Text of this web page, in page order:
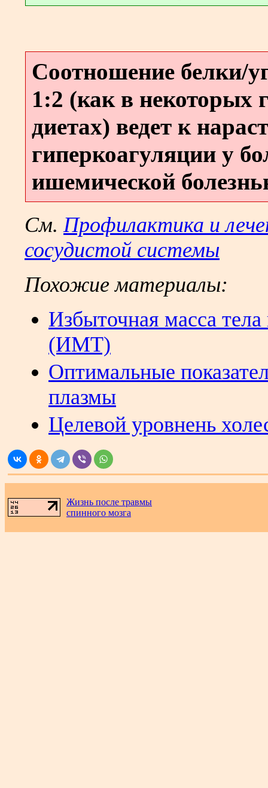
Соотношение белки/
1:2 (как в некоторых
диетах) ведет к
гиперкоагуляции у
ишемической
См.Профилактика и
сосудистой системы
Похожие материалы:
Избыточная масса
(ИМТ)
Оптимальные
плазмы
Целевой уровнень
Жизнь после травмы
спинного мозга